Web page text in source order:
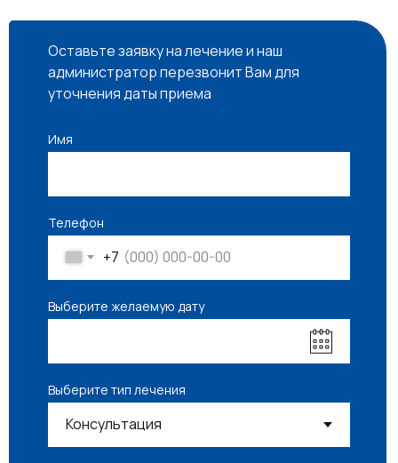
Имя
Телефон
+7
Выберите желаемую дату
Выберите тип лечения
Оставьте заявку на лечение и наш
администратор перезвонит Вам для
уточнения даты приема